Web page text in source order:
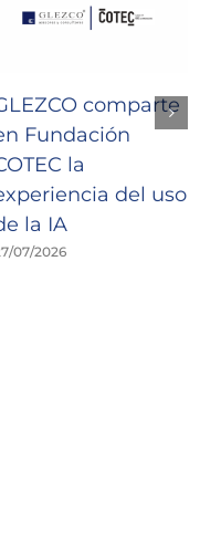
comparte
Fundación
la
del uso
la IA
07/2026